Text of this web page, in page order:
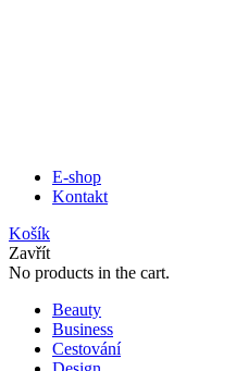
E-shop
Kontakt
Košík
Zavřít
No products in the cart.
Beauty
Business
Cestování